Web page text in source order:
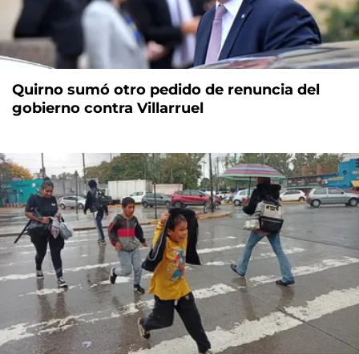
Quirno sumó otro pedido de renuncia del
gobierno contra Villarruel